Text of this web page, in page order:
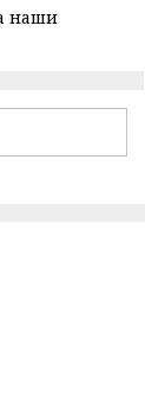
наши